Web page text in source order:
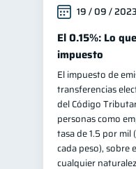
19 / 09 / 2023
El 0.15%: Lo
impuesto
El impuesto de
transferencias
del Código
personas como
tasa de 1.5 por mil
cada peso), sobre
cualquier